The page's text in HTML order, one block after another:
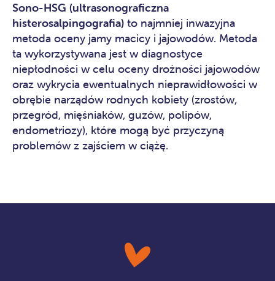
Sono-HSG (ultrasonograficzna
histerosalpingografia) to najmniej inwazyjna
metoda oceny jamy macicy i jajowodów. Metoda
ta wykorzystywana jest w diagnostyce
niepłodności w celu oceny drożności jajowodów
oraz wykrycia ewentualnych nieprawidłowości w
obrębie narządów rodnych kobiety (zrostów,
przegród, mięśniaków, guzów, polipów,
endometriozy), które mogą być przyczyną
problemów z zajściem w ciążę.